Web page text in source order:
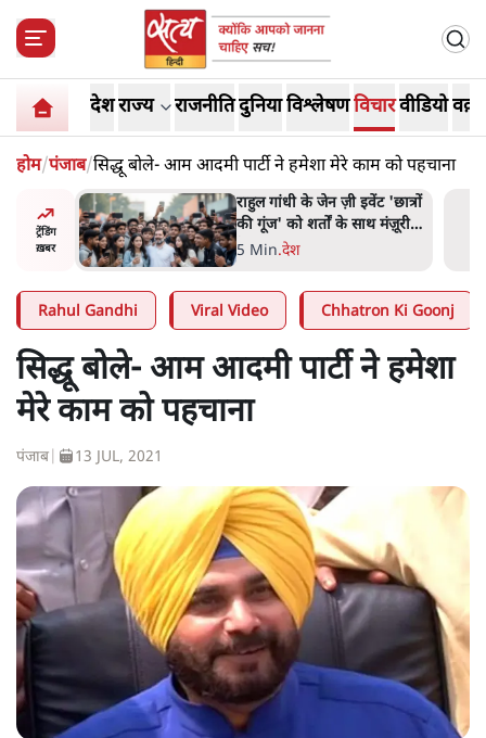
देशराज्य राजनीतिदुनियाविश्लेषणविचारवीडियो
होम/पंजाब/सिद्धू बोले- आम आदमी पार्टी ने हमेशा मेरे काम को पहचाना
ट्रेंडिंग
ख़बर
राहुल गांधी के जेन ज़ी इवेंट 'छात्रों
की गूंज' को शर्तों के साथ मंज़ूरी
देना पड़ा
5 Min.देश
Rahul Gandhi Viral Video Chhatron Ki Goonj
सिद्धू बोले- आम आदमी पार्टी ने हमेशा
मेरे काम को पहचाना
पंजाब 13 JUL, 2021